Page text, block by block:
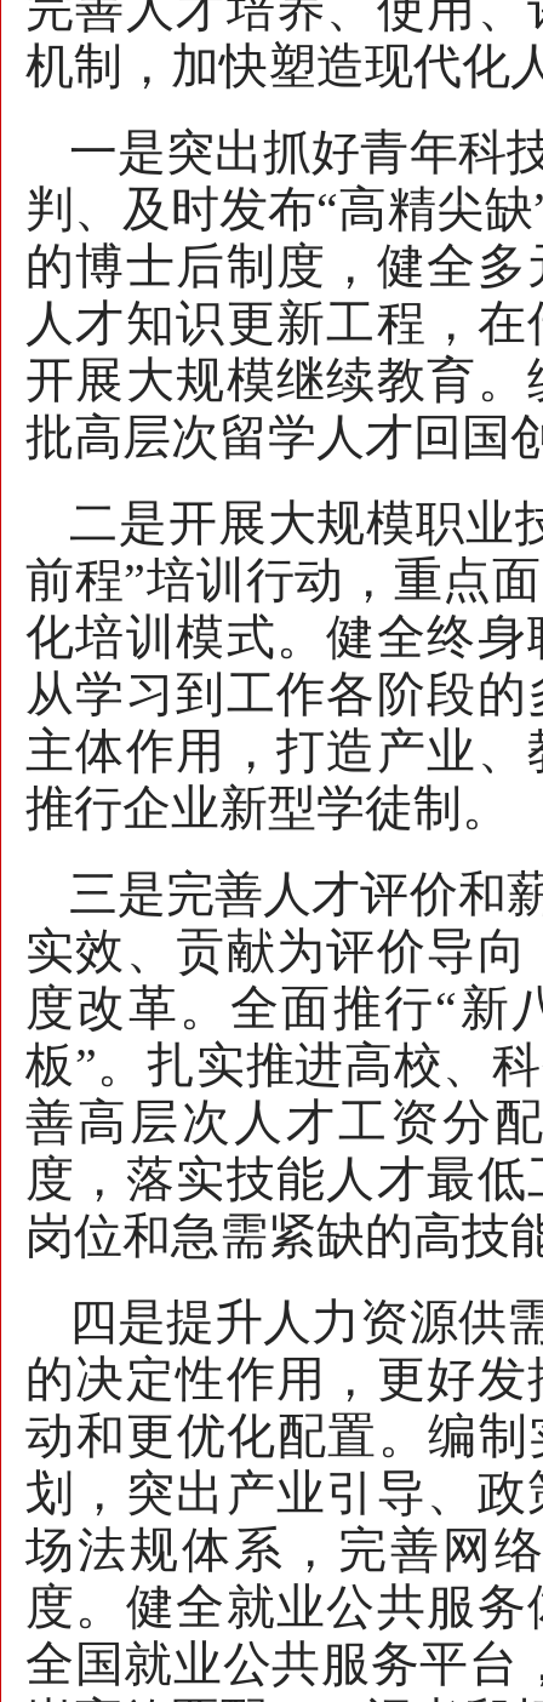
机制，加快塑造现代化
一是突出抓好青年科
判、及时发布“高精尖
的博士后制度，健全
人才知识更新工程，
开展大规模继续教育
批高层次留学人才回国
二是开展大规模职业
前程”培训行动，重点
化培训模式。健全终
从学习到工作各阶段
主体作用，打造产业
推行企业新型学徒制。
三是完善人才评价和
实效、贡献为评价导
度改革。全面推行“新
板”。扎实推进高校、
善高层次人才工资分
度，落实技能人才最
岗位和急需紧缺的高技
四是提升人力资源供
的决定性作用，更好
动和更优化配置。编
划，突出产业引导、
场法规体系，完善网
度。健全就业公共服
全国就业公共服务平台